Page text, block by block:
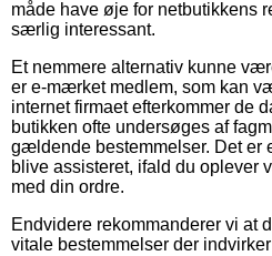
måde have øje for netbutikkens
særlig interessant.
Et nemmere alternativ kunne
er e-mærket medlem, som kan
internet firmaet efterkommer de
butikken ofte undersøges af
gældende bestemmelser. Det er
blive assisteret, ifald du oplever
med din ordre.
Endvidere rekommanderer vi at
vitale bestemmelser der